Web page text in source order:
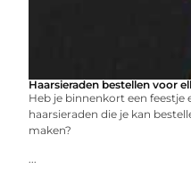
Haarsieraden bestellen voor
Heb je binnenkort een feestje
haarsieraden die je kan
maken?
...